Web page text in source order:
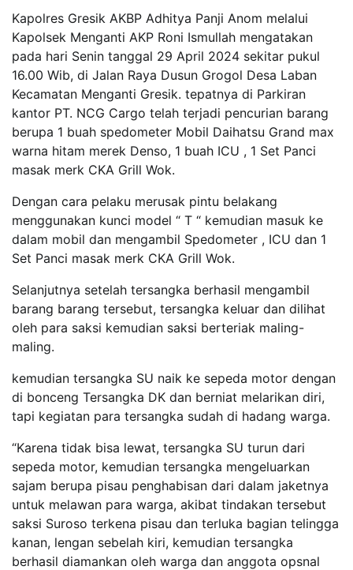
Kapolres Gresik AKBP Adhitya Panji Anom melalui
Kapolsek Menganti AKP Roni Ismullah mengatakan
pada hari Senin tanggal 29 April 2024 sekitar pukul
16.00 Wib, di Jalan Raya Dusun Grogol Desa Laban
Kecamatan Menganti Gresik. tepatnya di Parkiran
kantor PT. NCG Cargo telah terjadi pencurian barang
berupa 1 buah spedometer Mobil Daihatsu Grand max
warna hitam merek Denso, 1 buah ICU , 1 Set Panci
masak merk CKA Grill Wok.
Dengan cara pelaku merusak pintu belakang
menggunakan kunci model “ T “ kemudian masuk ke
dalam mobil dan mengambil Spedometer , ICU dan 1
Set Panci masak merk CKA Grill Wok.
Selanjutnya setelah tersangka berhasil mengambil
barang barang tersebut, tersangka keluar dan dilihat
oleh para saksi kemudian saksi berteriak maling-
maling.
kemudian tersangka SU naik ke sepeda motor dengan
di bonceng Tersangka DK dan berniat melarikan diri,
tapi kegiatan para tersangka sudah di hadang warga.
“Karena tidak bisa lewat, tersangka SU turun dari
sepeda motor, kemudian tersangka mengeluarkan
sajam berupa pisau penghabisan dari dalam jaketnya
untuk melawan para warga, akibat tindakan tersebut
saksi Suroso terkena pisau dan terluka bagian telingga
kanan, lengan sebelah kiri, kemudian tersangka
berhasil diamankan oleh warga dan anggota opsnal